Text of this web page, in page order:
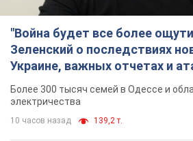
"Война будет все более
Зеленский о последствиях
Украине, важных отчетах и
противника. Видео
Более 300 тысяч семей в Одессе и
электричества
10 часов назад 139,2 т.